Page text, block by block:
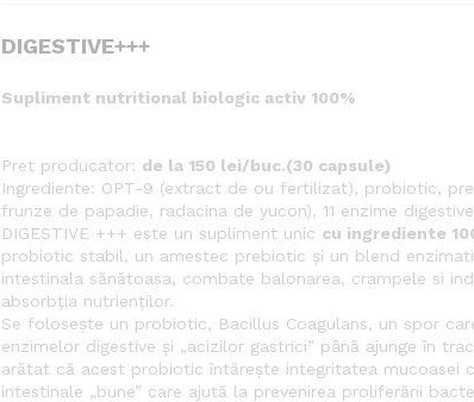
DIGESTIVE+++
Supliment nutritional biologic activ 100%
Pret producator: de la 150 lei/buc.(30 capsule)
Ingrediente: OPT-9 (extract de ou fertilizat), probiotic,
frunze de papadie, radacina de yucon), 11 enzime
DIGESTIVE +++ este un supliment unic cu ingrediente
probiotic stabil, un amestec prebiotic și un blend
intestinala sănătoasa, combate balonarea, crampele si
absorbția nutrienților.
Se folosește un probiotic, Bacillus Coagulans, un spor
enzimelor digestive și „acizilor gastrici” până ajunge în
arătat că acest probiotic întărește integritatea mucoasei
intestinale „bune” care ajută la prevenirea proliferării